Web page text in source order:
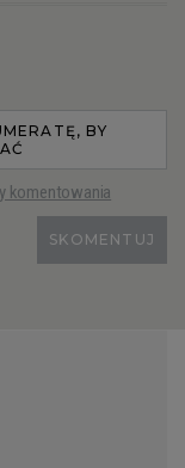
BY
komentowania
SKOMENTUJ